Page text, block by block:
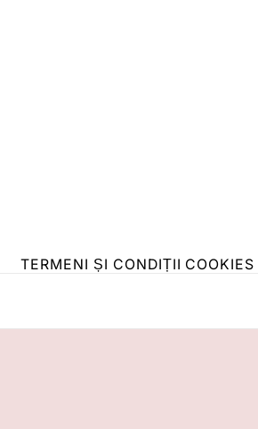
TERMENI ȘI CONDIȚII COOKIES